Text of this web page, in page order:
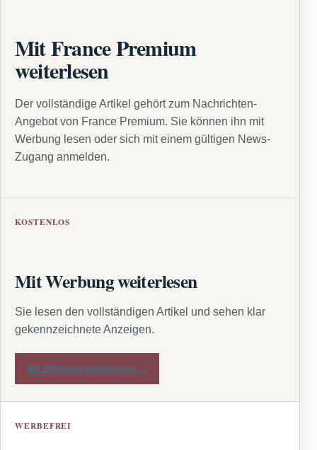
Mit France Premium
weiterlesen
Der vollständige Artikel gehört zum Nachrichten-
Angebot von France Premium. Sie können ihn mit
Werbung lesen oder sich mit einem gültigen News-
Zugang anmelden.
KOSTENLOS
Mit Werbung weiterlesen
Sie lesen den vollständigen Artikel und sehen klar
gekennzeichnete Anzeigen.
Mit Werbung weiterlesen →
WERBEFREI